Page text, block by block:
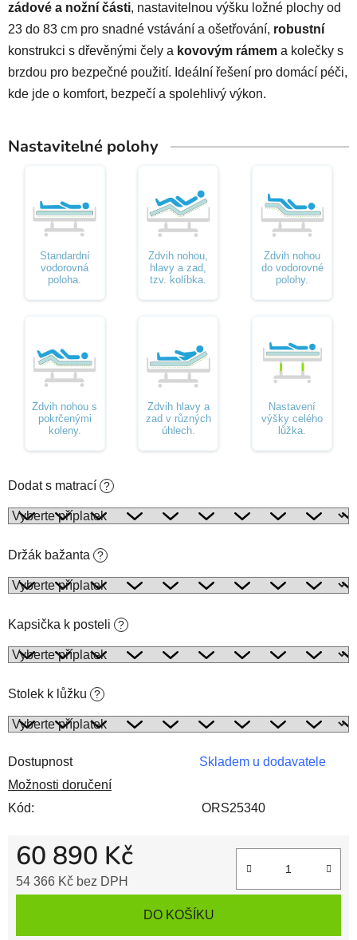
zádové a nožní části, nastavitelnou výšku ložné plochy od
23 do 83 cm pro snadné vstávání a ošetřování, robustní
konstrukci s dřevěnými čely a kovovým rámem a kolečky s
brzdou pro bezpečné použití. Ideální řešení pro domácí péči,
kde jde o komfort, bezpečí a spolehlivý výkon.
Nastavitelné polohy
Standardní
vodorovná
poloha.
Zdvih nohou,
hlavy a zad,
tzv. kolíbka.
Zdvih nohou
do vodorovné
polohy.
Zdvih nohou s
pokrčenými
koleny.
Zdvih hlavy a
zad v různých
úhlech.
Nastavení
výšky celého
lůžka.
Dodat s matrací ?
Držák bažanta ?
Kapsička k posteli ?
Stolek k lůžku ?
Dostupnost
Skladem u dodavatele
Možnosti doručení
Kód:
ORS25340
60 890 Kč
54 366 Kč bez DPH
DO KOŠÍKU